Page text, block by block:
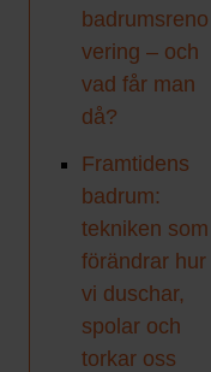
badrumsreno
vering – och
vad får man
då?
Framtidens
badrum:
tekniken som
förändrar hur
vi duschar,
spolar och
torkar oss